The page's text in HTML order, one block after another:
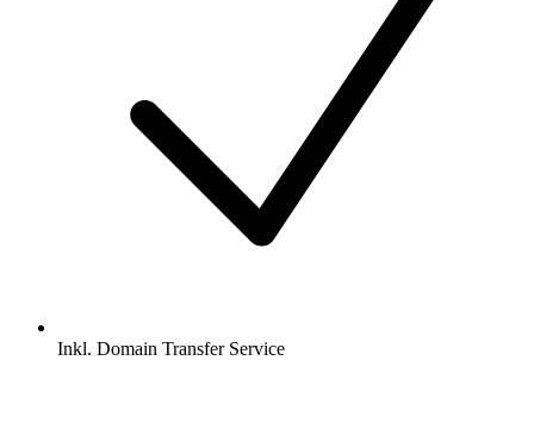
Inkl. Domain Transfer Service